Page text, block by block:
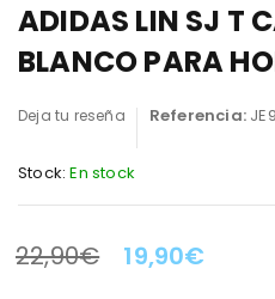
ADIDAS LIN SJ T
BLANCO PARA
Deja tu reseña Referencia:
Stock: En stock
LA OFERTA TERMINA EN:
22,90€ 19,90€